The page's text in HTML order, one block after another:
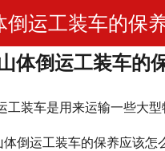

公
产
厂
倒运工装车的保
体倒运工装车的
工装车是用来运输一些大
体倒运工装车的保养应该怎